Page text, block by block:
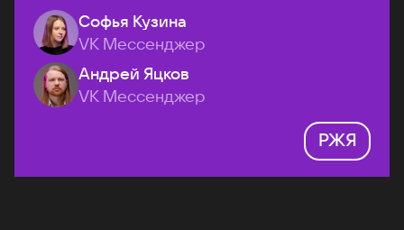
Софья Кузина
VK Мессенджер
Андрей Яцков
VK Мессенджер
РЖЯ